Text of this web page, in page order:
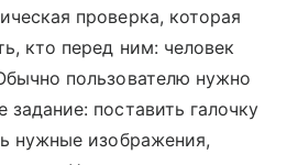
проверка, которая
кто перед ним: человек
пользователю нужно
поставить галочку
нужные изображения,